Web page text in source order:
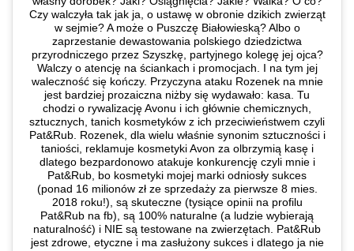
Czy walczyła tak jak ja, o ustawę w obronie dzikich zwierząt
w sejmie? A może o Puszczę Białowieską? Albo o
zaprzestanie dewastowania polskiego dziedzictwa
przyrodniczego przez Szyszkę, partyjnego kolegę jej ojca?
Walczy o atencję na ściankach i promocjach. I na tym jej
waleczność się kończy. Przyczyna ataku Rozenek na mnie
jest bardziej prozaiczna niżby się wydawało: kasa. Tu
chodzi o rywalizację Avonu i ich głównie chemicznych,
sztucznych, tanich kosmetyków z ich przeciwieństwem czyli
Pat&Rub. Rozenek, dla wielu właśnie synonim sztuczności i
taniości, reklamuje kosmetyki Avon za olbrzymią kasę i
dlatego bezpardonowo atakuje konkurencję czyli mnie i
Pat&Rub, bo kosmetyki mojej marki odniosły sukces
(ponad 16 milionów zł ze sprzedaży za pierwsze 8 mies.
2018 roku!), są skuteczne (tysiące opinii na profilu
Pat&Rub na fb), są 100% naturalne (a ludzie wybierają
naturalność) i NIE są testowane na zwierzętach. Pat&Rub
jest zdrowe, etyczne i ma zasłużony sukces i dlatego ja nie